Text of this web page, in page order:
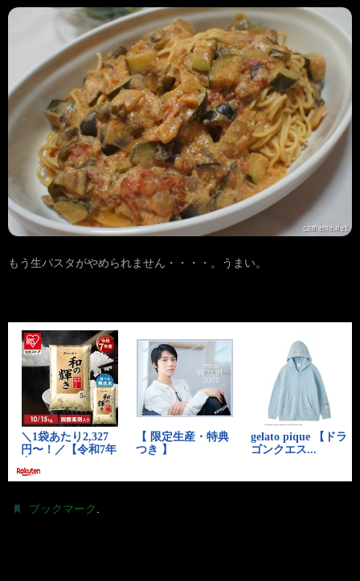
もう生パスタがやめられません・・・・。うまい。
ブックマーク.